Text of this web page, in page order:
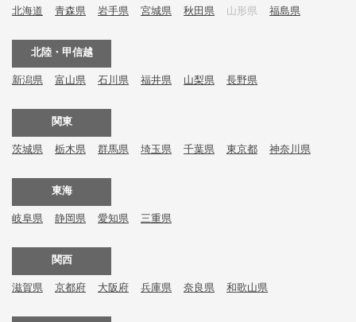
北海道 青森県 岩手県 宮城県 秋田県 山形県 福島県
北陸・甲信越
新潟県 富山県 石川県 福井県 山梨県 長野県
関東
茨城県 栃木県 群馬県 埼玉県 千葉県 東京都 神奈川県
東海
岐阜県 静岡県 愛知県 三重県
関西
滋賀県 京都府 大阪府 兵庫県 奈良県 和歌山県